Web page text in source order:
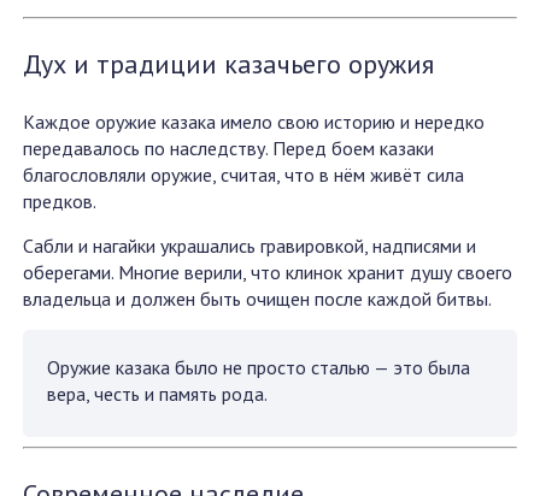
Дух и традиции казачьего оружия
Каждое оружие казака имело свою историю и нередко
передавалось по наследству. Перед боем казаки
благословляли оружие, считая, что в нём живёт сила
предков.
Сабли и нагайки украшались гравировкой, надписями и
оберегами. Многие верили, что клинок хранит душу своего
владельца и должен быть очищен после каждой битвы.
Оружие казака было не просто сталью — это была
вера, честь и память рода.